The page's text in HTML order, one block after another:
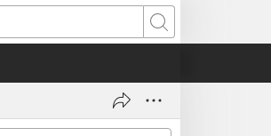
Buscar